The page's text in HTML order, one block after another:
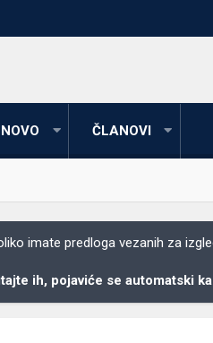
ČLANOVI
imate predloga vezanih za
ih, pojaviće se automatski